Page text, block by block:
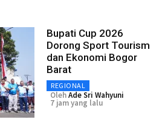
Bupati Cup 2026
Dorong Sport Tourism
dan Ekonomi Bogor
Barat
REGIONAL
OlehAde Sri Wahyuni
7 jam yang lalu